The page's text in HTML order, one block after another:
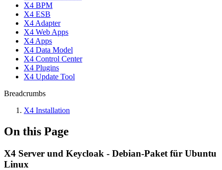
X4 BPM
X4 ESB
X4 Adapter
X4 Web Apps
X4 Apps
X4 Data Model
X4 Control Center
X4 Plugins
X4 Update Tool
Breadcrumbs
X4 Installation
On this Page
X4 Server und Keycloak - Debian-Paket für Ubuntu
Linux